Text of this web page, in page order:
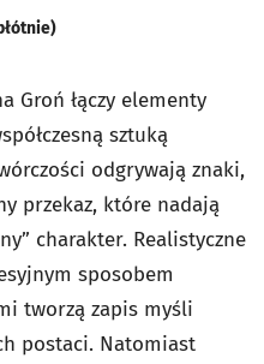
Groń łączy elementy
sztuką
odgrywają znaki,
przekaz, które nadają
charakter. Realistyczne
sposobem
tworzą zapis myśli
postaci. Natomiast